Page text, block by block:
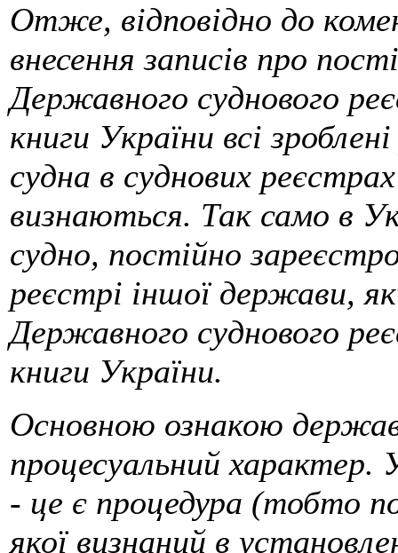
Отже, відповідно до
внесення записів про
Державного суднового
книги України всі
судна в суднових
визнаються. Так само в
судно, постійно
реєстрі іншої держави,
Державного суднового
книги України.
Основною ознакою
процесуальний характер.
- це є процедура (тобто
якої визнаний в